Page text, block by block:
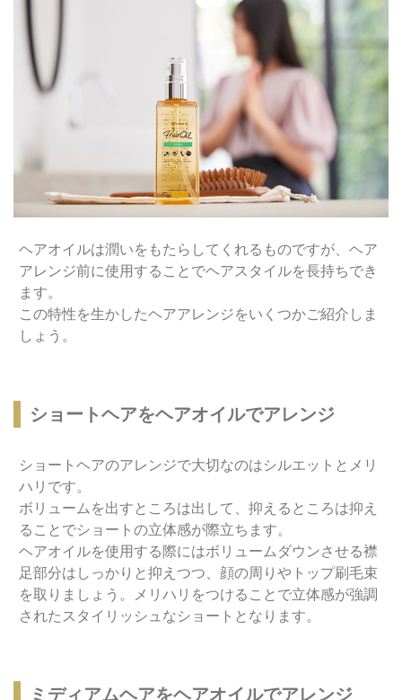
ヘアオイルは潤いをもたらしてくれるものですが、ヘア
アレンジ前に使用することでヘアスタイルを長持ちでき
ます。
この特性を生かしたヘアアレンジをいくつかご紹介しま
しょう。
ショートヘアをヘアオイルでアレンジ
ショートヘアのアレンジで大切なのはシルエットとメリ
ハリです。
ボリュームを出すところは出して、抑えるところは抑え
ることでショートの立体感が際立ちます。
ヘアオイルを使用する際にはボリュームダウンさせる襟
足部分はしっかりと抑えつつ、顔の周りやトップ刷毛束
を取りましょう。メリハリをつけることで立体感が強調
されたスタイリッシュなショートとなります。
ミディアムヘアをヘアオイルでアレンジ